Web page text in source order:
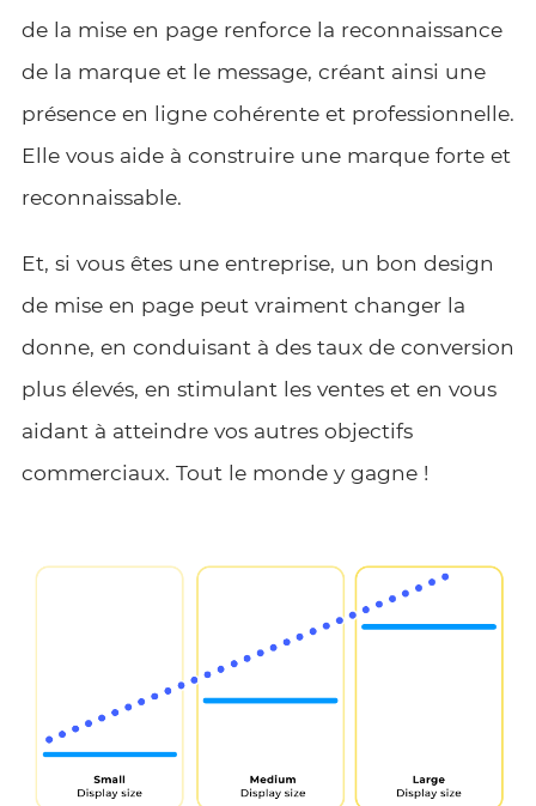
de la mise en page renforce la reconnaissance
de la marque et le message, créant ainsi une
présence en ligne cohérente et professionnelle.
Elle vous aide à construire une marque forte et
reconnaissable.
Et, si vous êtes une entreprise, un bon design
de mise en page peut vraiment changer la
donne, en conduisant à des taux de conversion
plus élevés, en stimulant les ventes et en vous
aidant à atteindre vos autres objectifs
commerciaux. Tout le monde y gagne !